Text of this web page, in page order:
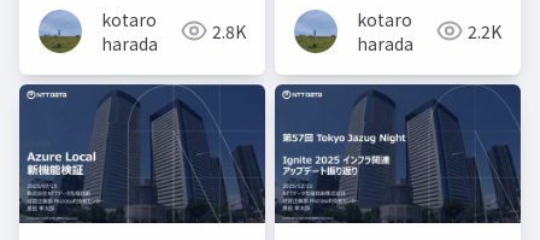
シック【完結編】~
kotaro
harada
2.8K
kotaro
harada
2.2K